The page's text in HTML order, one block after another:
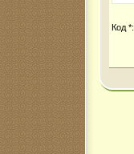
Код *: